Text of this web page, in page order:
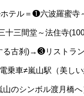
テル＝❶六波羅蜜寺
三間堂～法住寺
る古刹)→❸リストラ
乗車≠嵐山駅（美
山のシンボル渡月橋